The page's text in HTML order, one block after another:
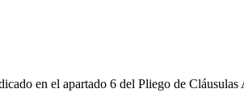
en el apartado 6 del Pliego de